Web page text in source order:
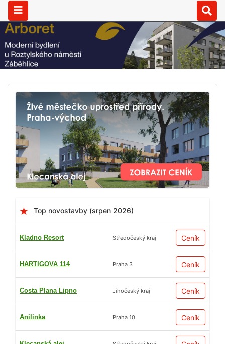
Top novostavby (srpen 2026)
Kladno Resort Středočeský kraj Ceník
HARTIGOVA 114 Praha 3 Ceník
Costa Plana Lipno Jihočeský kraj Ceník
Anilinka Praha 10 Ceník